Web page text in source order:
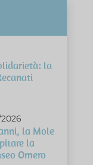
la
la Mole
la
Omero